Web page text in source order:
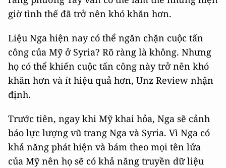
giờ tình thế đã trở nên khó khăn hơn.
Liệu Nga hiện nay có thể ngăn chặn cuộc tấn
công của Mỹ ở Syria? Rõ ràng là không. Nhưng
họ có thể khiến cuộc tấn công này trở nên khó
khăn hơn và ít hiệu quả hơn, Unz Review nhận
định.
Trước tiên, ngay khi Mỹ khai hỏa, Nga sẽ cảnh
báo lực lượng vũ trang Nga và Syria. Vì Nga có
khả năng phát hiện và bám theo mọi tên lửa
của Mỹ nên họ sẽ có khả năng truyền dữ liệu